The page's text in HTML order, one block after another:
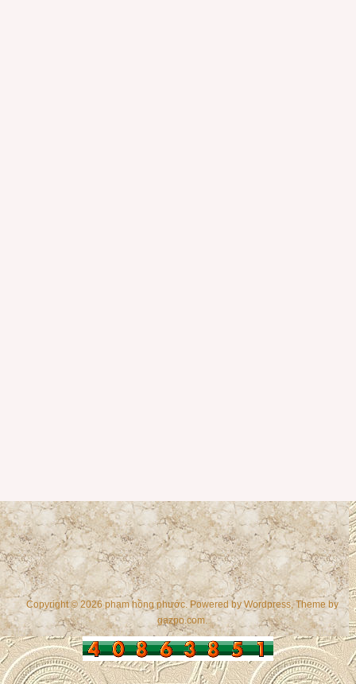
Copyright © 2026 phạm hồng phước. Powered byWordpress, Theme by
gazpo.com.